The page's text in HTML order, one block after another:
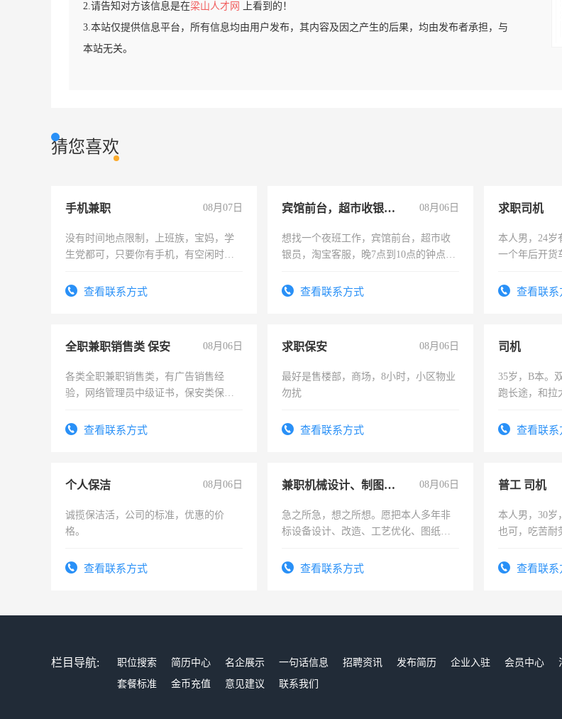
2.请告知对方该信息是在梁山人才网
上看到的！
3.本站仅提供信息平台，所有信息均由用户发布，其内容及因之产生的后果，均由发布者承担，与
本站无关。
猜您喜欢
手机兼职 08月07日
没有时间地点限制，上班族，宝妈，学
生党都可，只要你有手机，有空闲时
勤快的四五十，每天挣零花钱没问题！
查看联系方式
宾馆前台，超市收银员，淘宝客服 08月06日
想找一个夜班工作，宾馆前台，超市收
银员，淘宝客服，晚7点到10点的钟点
号同微信查看联系方式
求职司机
本人男，24岁
一个年后开货
查看联系
全职兼职销售类 保安 08月06日
各类全职兼职销售类，有广告销售经
验，网络管理员中级证书，保安类保安
有高低压电工证和十几年工作经验
查看联系方式
求职保安 08月06日
最好是售楼部，商场，8小时，小区物业
勿扰
查看联系方式
司机
35岁，B本。
跑长途，和拉
查看联系
个人保洁 08月06日
诚揽保洁活，公司的标准，优惠的价
格。
查看联系方式
兼职机械设计、制图、设备改造 08月06日
急之所急，想之所想。愿把本人多年非
标设备设计、改造、工艺优化、图纸制
结识有识之士，共享未来。
查看联系方式
普工 司机
本人男，30岁
也可，吃苦耐
查看联系
栏目导航: 职位搜索 简历中心 名企展示 一句话信息 招聘资讯 发布简历 企业入驻 会员中心
套餐标准
金币充值 意见建议 联系我们